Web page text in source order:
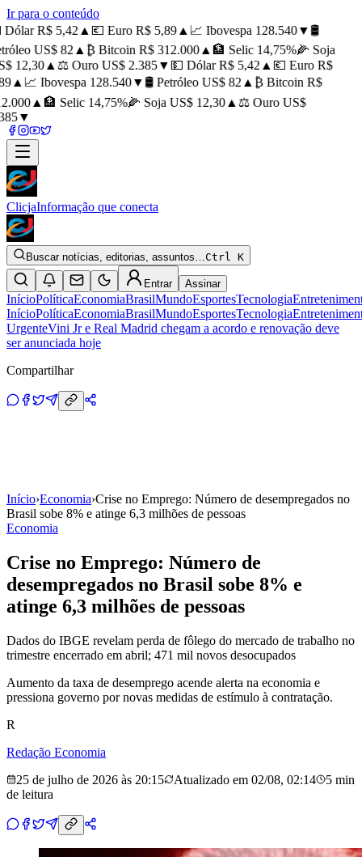
Ir para o conteúdo
R$ 5,42▲ 💶 Euro R$ 5,89▲ 📈 Ibovespa 128.540▼🛢️
US$ 82▲ ₿ Bitcoin R$ 312.000▲ 🏦 Selic 14,75%🌽 Soja
12,30▲ ⚖️ Ouro US$ 2.385▼💵 Dólar R$ 5,42▲ 💶 Euro R$
▲ 📈 Ibovespa 128.540▼🛢️ Petróleo US$ 82▲ ₿ Bitcoin R$
▲ 🏦 Selic 14,75%🌽 Soja US$ 12,30▲ ⚖️ Ouro US$
▼
ClicjaInformação que conecta
Buscar notícias, editorias, assuntos…Ctrl K
Entrar Assinar
InícioPolíticaEconomiaBrasilMundoEsportesTecnologia
InícioPolíticaEconomiaBrasilMundoEsportesTecnologia
UrgenteVini Jr e Real Madrid chegam a acordo e renovação deve
ser anunciada hoje
Compartilhar
Início›Economia›Crise no Emprego: Número de desempregados no
Brasil sobe 8% e atinge 6,3 milhões de pessoas
Economia
Crise no Emprego: Número de
desempregados no Brasil sobe 8% e
atinge 6,3 milhões de pessoas
Dados do IBGE revelam perda de fôlego do mercado de trabalho no
trimestre encerrado em abril; 471 mil novos desocupados
Aumento da taxa de desemprego acende alerta na economia e
pressiona governo por novas medidas de estímulo à contratação.
R
Redação Economia
25 de julho de 2026 às 20:15
Atualizado em 02/08, 02:14
5 min
de leitura